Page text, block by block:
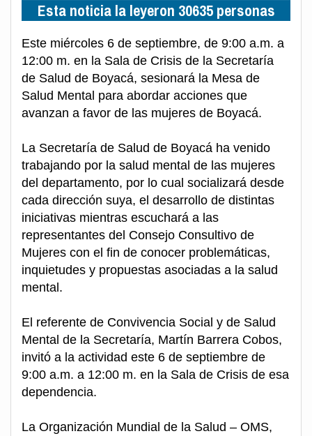
Esta noticia la leyeron 30635 personas
Este miércoles 6 de septiembre, de 9:00 a.m. a
12:00 m. en la Sala de Crisis de la Secretaría
de Salud de Boyacá, sesionará la Mesa de
Salud Mental para abordar acciones que
avanzan a favor de las mujeres de Boyacá.
La Secretaría de Salud de Boyacá ha venido
trabajando por la salud mental de las mujeres
del departamento, por lo cual socializará desde
cada dirección suya, el desarrollo de distintas
iniciativas mientras escuchará a las
representantes del Consejo Consultivo de
Mujeres con el fin de conocer problemáticas,
inquietudes y propuestas asociadas a la salud
mental.
El referente de Convivencia Social y de Salud
Mental de la Secretaría, Martín Barrera Cobos,
invitó a la actividad este 6 de septiembre de
9:00 a.m. a 12:00 m. en la Sala de Crisis de esa
dependencia.
La Organización Mundial de la Salud – OMS,